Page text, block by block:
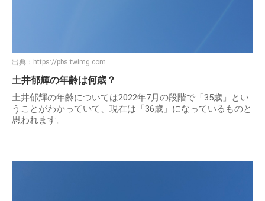
出典： https://pbs.twimg.com
土井郁輝の年齢は何歳？
土井郁輝の年齢については2022年7月の段階で「35歳」とい
うことがわかっていて、現在は「36歳」になっているものと
思われます。